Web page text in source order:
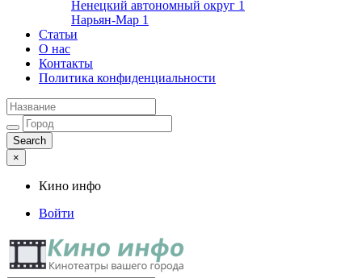
Ненецкий автономный округ 1
Нарьян-Мар 1
Статьи
О нас
Контакты
Политика конфиденциальности
×
Кино инфо
Войти